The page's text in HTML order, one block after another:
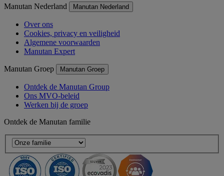
Manutan Nederland Manutan Nederland
Over ons
Cookies, privacy en veiligheid
Algemene voorwaarden
Manutan Expert
Manutan Groep Manutan Groep
Ontdek de Manutan Group
Ons MVO-beleid
Werken bij de groep
Ontdek de Manutan familie